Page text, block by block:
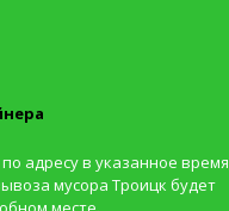
адресу в указанное время,
мусора Троицк будет